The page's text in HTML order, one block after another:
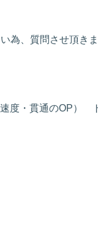
為、質問させ頂き
度・貫通のOP）